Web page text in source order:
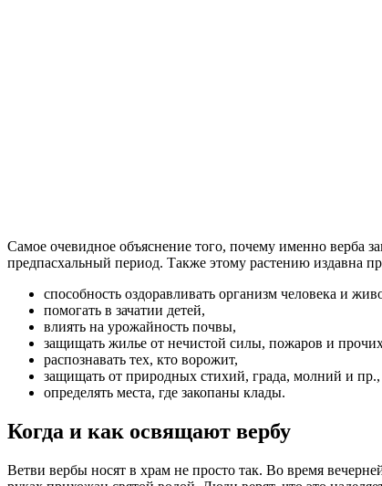
Самое очевидное объяснение того, почему именно верба
предпасхальный период. Также этому растению издавна
способность оздоравливать организм человека и
помогать в зачатии детей,
влиять на урожайность почвы,
защищать жилье от нечистой силы, пожаров и
распознавать тех, кто ворожит,
защищать от природных стихий, града, молний и пр.,
определять места, где закопаны клады.
Когда и как освящают вербу
Ветви вербы носят в храм не просто так. Во время